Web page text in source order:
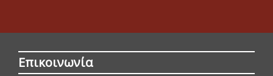
Επικοινωνία